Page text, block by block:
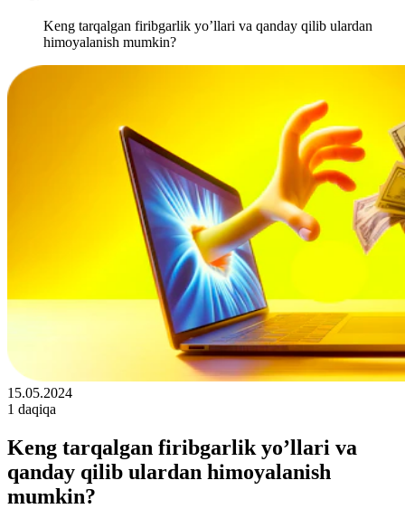
Keng tarqalgan firibgarlik yo’llari va qanday qilib ulardan
himoyalanish mumkin?
15.05.2024
1 daqiqa
Keng tarqalgan firibgarlik yo’llari va
qanday qilib ulardan himoyalanish
mumkin?